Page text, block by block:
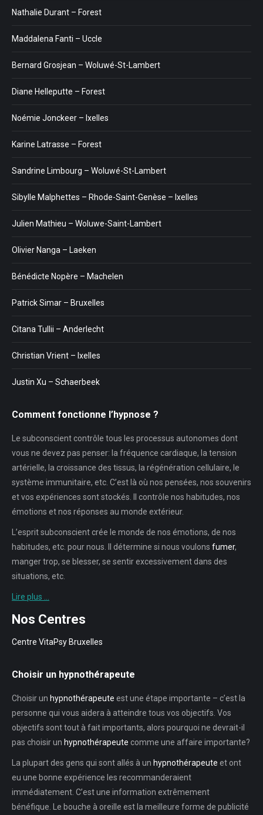
Nathalie Durant – Forest
Maddalena Fanti – Uccle
Bernard Grosjean – Woluwé-St-Lambert
Diane Helleputte – Forest
Noémie Jonckeer – Ixelles
Karine Latrasse – Forest
Sandrine Limbourg – Woluwé-St-Lambert
Sibylle Malphettes – Rhode-Saint-Genèse – Ixelles
Julien Mathieu – Woluwe-Saint-Lambert
Olivier Nanga – Laeken
Bénédicte Nopère – Machelen
Patrick Simar – Bruxelles
Citana Tullii – Anderlecht
Christian Vrient – Ixelles
Justin Xu – Schaerbeek
Comment fonctionne l’hypnose ?
Le subconscient contrôle tous les processus autonomes dont
vous ne devez pas penser: la fréquence cardiaque, la tension
artérielle, la croissance des tissus, la régénération cellulaire, le
système immunitaire, etc. C’est là où nos pensées, nos souvenirs
et vos expériences sont stockés. Il contrôle nos habitudes, nos
émotions et nos réponses au monde extérieur.
L’esprit subconscient crée le monde de nos émotions, de nos
habitudes, etc. pour nous. Il détermine si nous voulons fumer,
manger trop, se blesser, se sentir excessivement dans des
situations, etc.
Lire plus …
Nos Centres
Centre VitaPsy Bruxelles
Choisir un hypnothérapeute
Choisir un hypnothérapeute est une étape importante – c’est la
personne qui vous aidera à atteindre tous vos objectifs. Vos
objectifs sont tout à fait importants, alors pourquoi ne devrait-il
pas choisir un hypnothérapeute comme une affaire importante?
La plupart des gens qui sont allés à un hypnothérapeute et ont
eu une bonne expérience les recommanderaient
immédiatement. C’est une information extrêmement
bénéfique. Le bouche à oreille est la meilleure forme de publicité